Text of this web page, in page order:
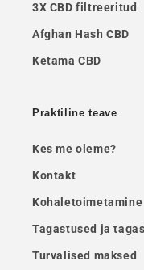
3X CBD filtreeritud
Afghan Hash CBD
Ketama CBD
Praktiline teave
Kes me oleme?
Kontakt
Kohaletoimetamine
Tagastused ja
Turvalised maksed